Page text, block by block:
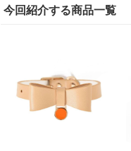
今回紹介する商品一覧